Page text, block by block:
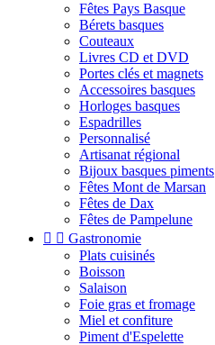
Fêtes Pays Basque
Bérets basques
Couteaux
Livres CD et DVD
Portes clés et magnets
Accessoires basques
Horloges basques
Espadrilles
Personnalisé
Artisanat régional
Bijoux basques piments
Fêtes Mont de Marsan
Fêtes de Dax
Fêtes de Pampelune
  Gastronomie
Plats cuisinés
Boisson
Salaison
Foie gras et fromage
Miel et confiture
Piment d'Espelette